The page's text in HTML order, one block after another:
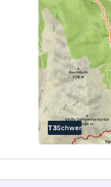
T3Schwer